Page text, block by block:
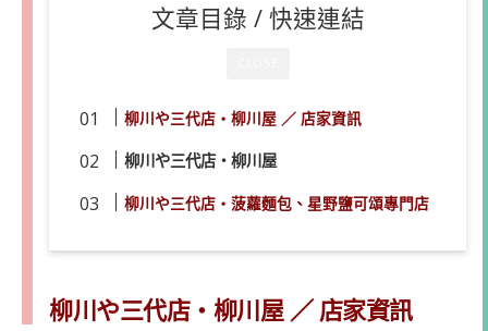
文章目錄 / 快速連結
柳川や三代店・柳川屋 ／ 店家資訊
柳川や三代店・柳川屋
柳川や三代店・菠蘿麵包、星野鹽可頌專門店
柳川や三代店・柳川屋 ／ 店家資訊